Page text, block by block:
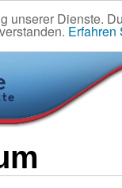
unserer Dienste.
Erfahren